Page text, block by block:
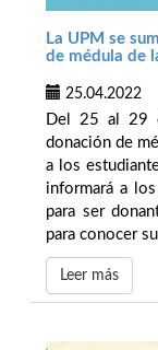
La UPM se
de médula de
25.04.2022
Del 25 al 29
donación de
a los
informará a
para ser
para conocer
Leer más